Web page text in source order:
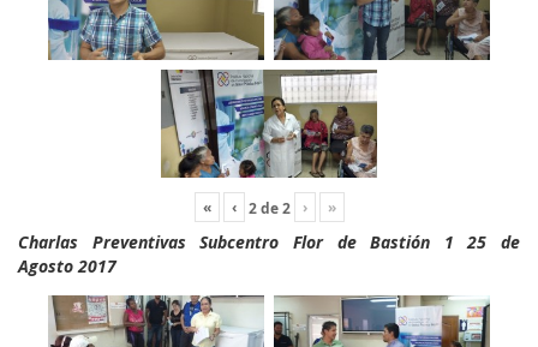
« ‹ 2de2 › »
Charlas Preventivas Subcentro Flor de Bastión 1 25 de
Agosto 2017